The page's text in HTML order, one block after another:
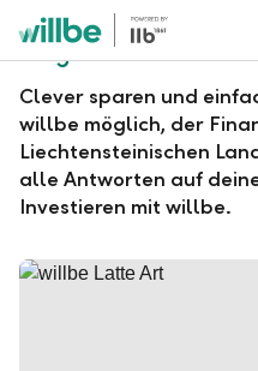
Alerts.Headline
Fragen und
Clever sparen und
willbe möglich, der
Liechtensteinischen
alle Antworten auf
Investieren mit willbe.